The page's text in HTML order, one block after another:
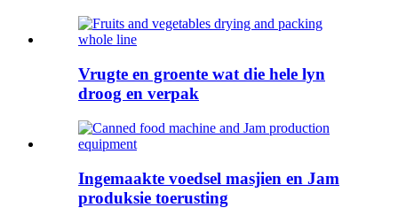
Vrugte en groente wat die hele lyn
droog en verpak
Ingemaakte voedsel masjien en Jam
produksie toerusting